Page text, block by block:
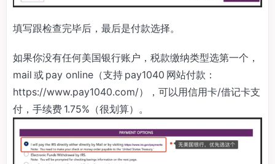
填写跟检查完毕后，最后是付款选择。
如果你没有任何美国银行账户，税款缴纳类型选第一个，
mail 或 pay online（支持 pay1040 网站付款：
https://www.pay1040.com/），可以用信用卡/借记卡支
付，手续费 1.75%（很划算）。